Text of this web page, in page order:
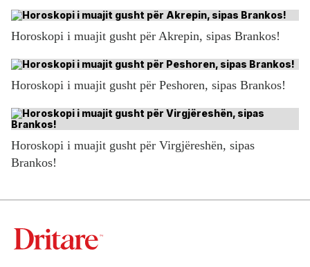
Horoskopi i muajit gusht për Akrepin, sipas Brankos!
Horoskopi i muajit gusht për Peshoren, sipas Brankos!
Horoskopi i muajit gusht për Virgjëreshën, sipas
Brankos!